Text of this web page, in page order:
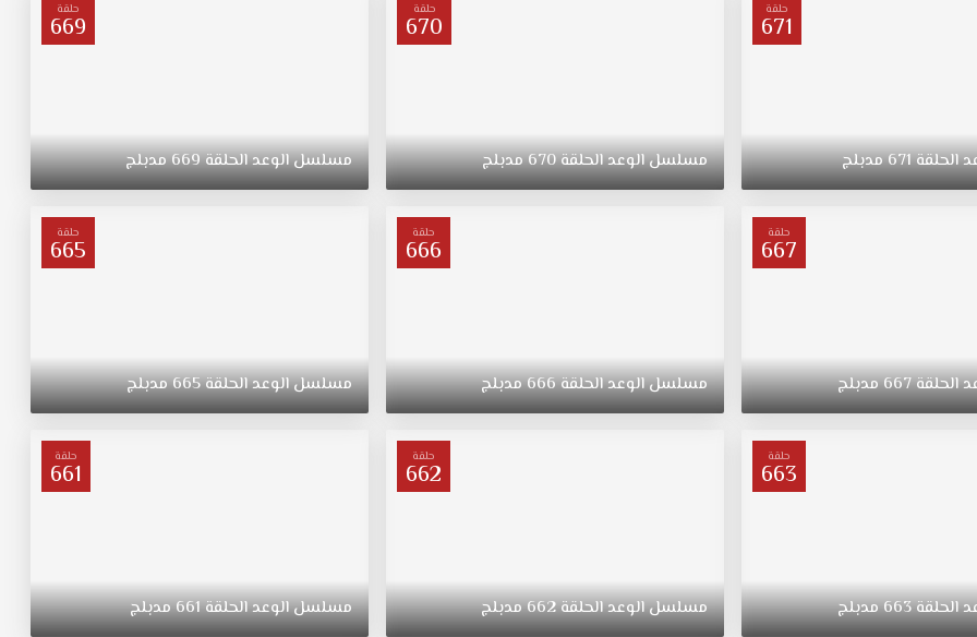
حلقة
671
الحلقة671مدبلج
حلقة
670
مسلسلالوعدالحلقة670مدبلج
حلقة
669
مسلسلالوعدالحلقة669مدبلج
حلقة
667
الحلقة667مدبلج
حلقة
666
مسلسلالوعدالحلقة666مدبلج
حلقة
665
مسلسلالوعدالحلقة665مدبلج
حلقة
663
الحلقة663مدبلج
حلقة
662
مسلسلالوعدالحلقة662مدبلج
حلقة
661
مسلسلالوعدالحلقة661مدبلج